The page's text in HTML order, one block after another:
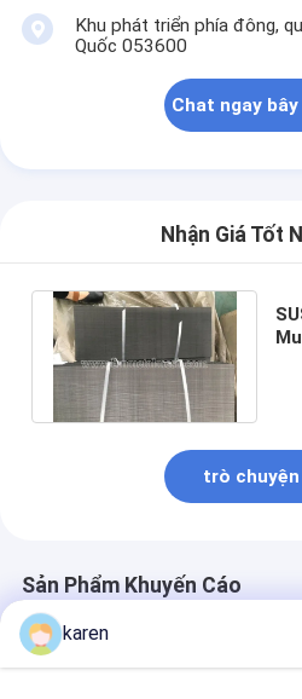
Màn hình lọc extruder
Lưới dệt kim
Kiến trúc lưới kim loại
Màn hình chuỗi nhôm
Hàng rào lưới kim loại
Khu phát triển phía đông,
Quốc 053600
Chat ngay
Nhận Giá Tốt
trò chuyện
Sản Phẩm Khuyến Cáo
karen